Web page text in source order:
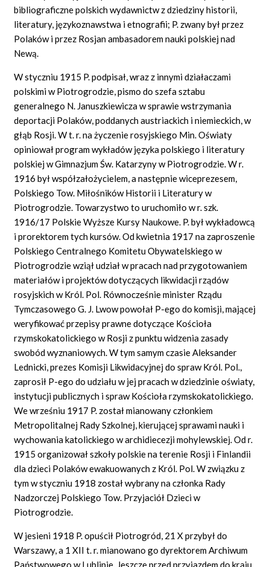
bibliograficzne polskich wydawnictw z dziedziny historii,
literatury, językoznawstwa i etnografii; P. zwany był przez
Polaków i przez Rosjan ambasadorem nauki polskiej nad
Newą.
W styczniu 1915 P. podpisał, wraz z innymi działaczami
polskimi w Piotrogrodzie, pismo do szefa sztabu
generalnego N. Januszkiewicza w sprawie wstrzymania
deportacji Polaków, poddanych austriackich i niemieckich, w
głąb Rosji. W t. r. na życzenie rosyjskiego Min. Oświaty
opiniował program wykładów języka polskiego i literatury
polskiej w Gimnazjum Św. Katarzyny w Piotrogrodzie. W r.
1916 był współzałożycielem, a następnie wiceprezesem,
Polskiego Tow. Miłośników Historii i Literatury w
Piotrogrodzie. Towarzystwo to uruchomiło w r. szk.
1916/17 Polskie Wyższe Kursy Naukowe. P. był wykładowcą
i prorektorem tych kursów. Od kwietnia 1917 na zaproszenie
Polskiego Centralnego Komitetu Obywatelskiego w
Piotrogrodzie wziął udział w pracach nad przygotowaniem
materiałów i projektów dotyczących likwidacji rządów
rosyjskich w Król. Pol. Równocześnie minister Rządu
Tymczasowego G. J. Lwow powołał P-ego do komisji, mającej
weryfikować przepisy prawne dotyczące Kościoła
rzymskokatolickiego w Rosji z punktu widzenia zasady
swobód wyznaniowych. W tym samym czasie Aleksander
Lednicki, prezes Komisji Likwidacyjnej do spraw Król. Pol.,
zaprosił P-ego do udziału w jej pracach w dziedzinie oświaty,
instytucji publicznych i spraw Kościoła rzymskokatolickiego.
We wrześniu 1917 P. został mianowany członkiem
Metropolitalnej Rady Szkolnej, kierującej sprawami nauki i
wychowania katolickiego w archidiecezji mohylewskiej. Od r.
1915 organizował szkoły polskie na terenie Rosji i Finlandii
dla dzieci Polaków ewakuowanych z Król. Pol. W związku z
tym w styczniu 1918 został wybrany na członka Rady
Nadzorczej Polskiego Tow. Przyjaciół Dzieci w
Piotrogrodzie.
W jesieni 1918 P. opuścił Piotrogród, 21 X przybył do
Warszawy, a 1 XII t. r. mianowano go dyrektorem Archiwum
Państwowego w Lublinie. Jeszcze przed przyjazdem do kraju